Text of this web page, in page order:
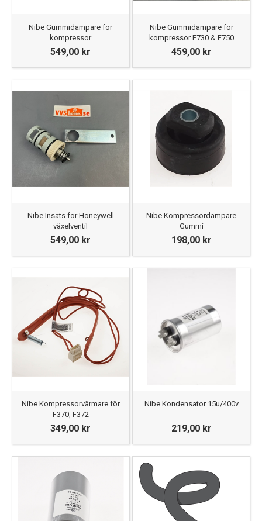
Nibe Gummidämpare för
kompressor
549,00 kr
Nibe Gummidämpare för
kompressor F730 & F750
459,00 kr
Nibe Insats för Honeywell
växelventil
549,00 kr
Nibe Kompressordämpare
Gummi
198,00 kr
Nibe Kompressorvärmare för
F370, F372
349,00 kr
Nibe Kondensator 15u/400v
219,00 kr